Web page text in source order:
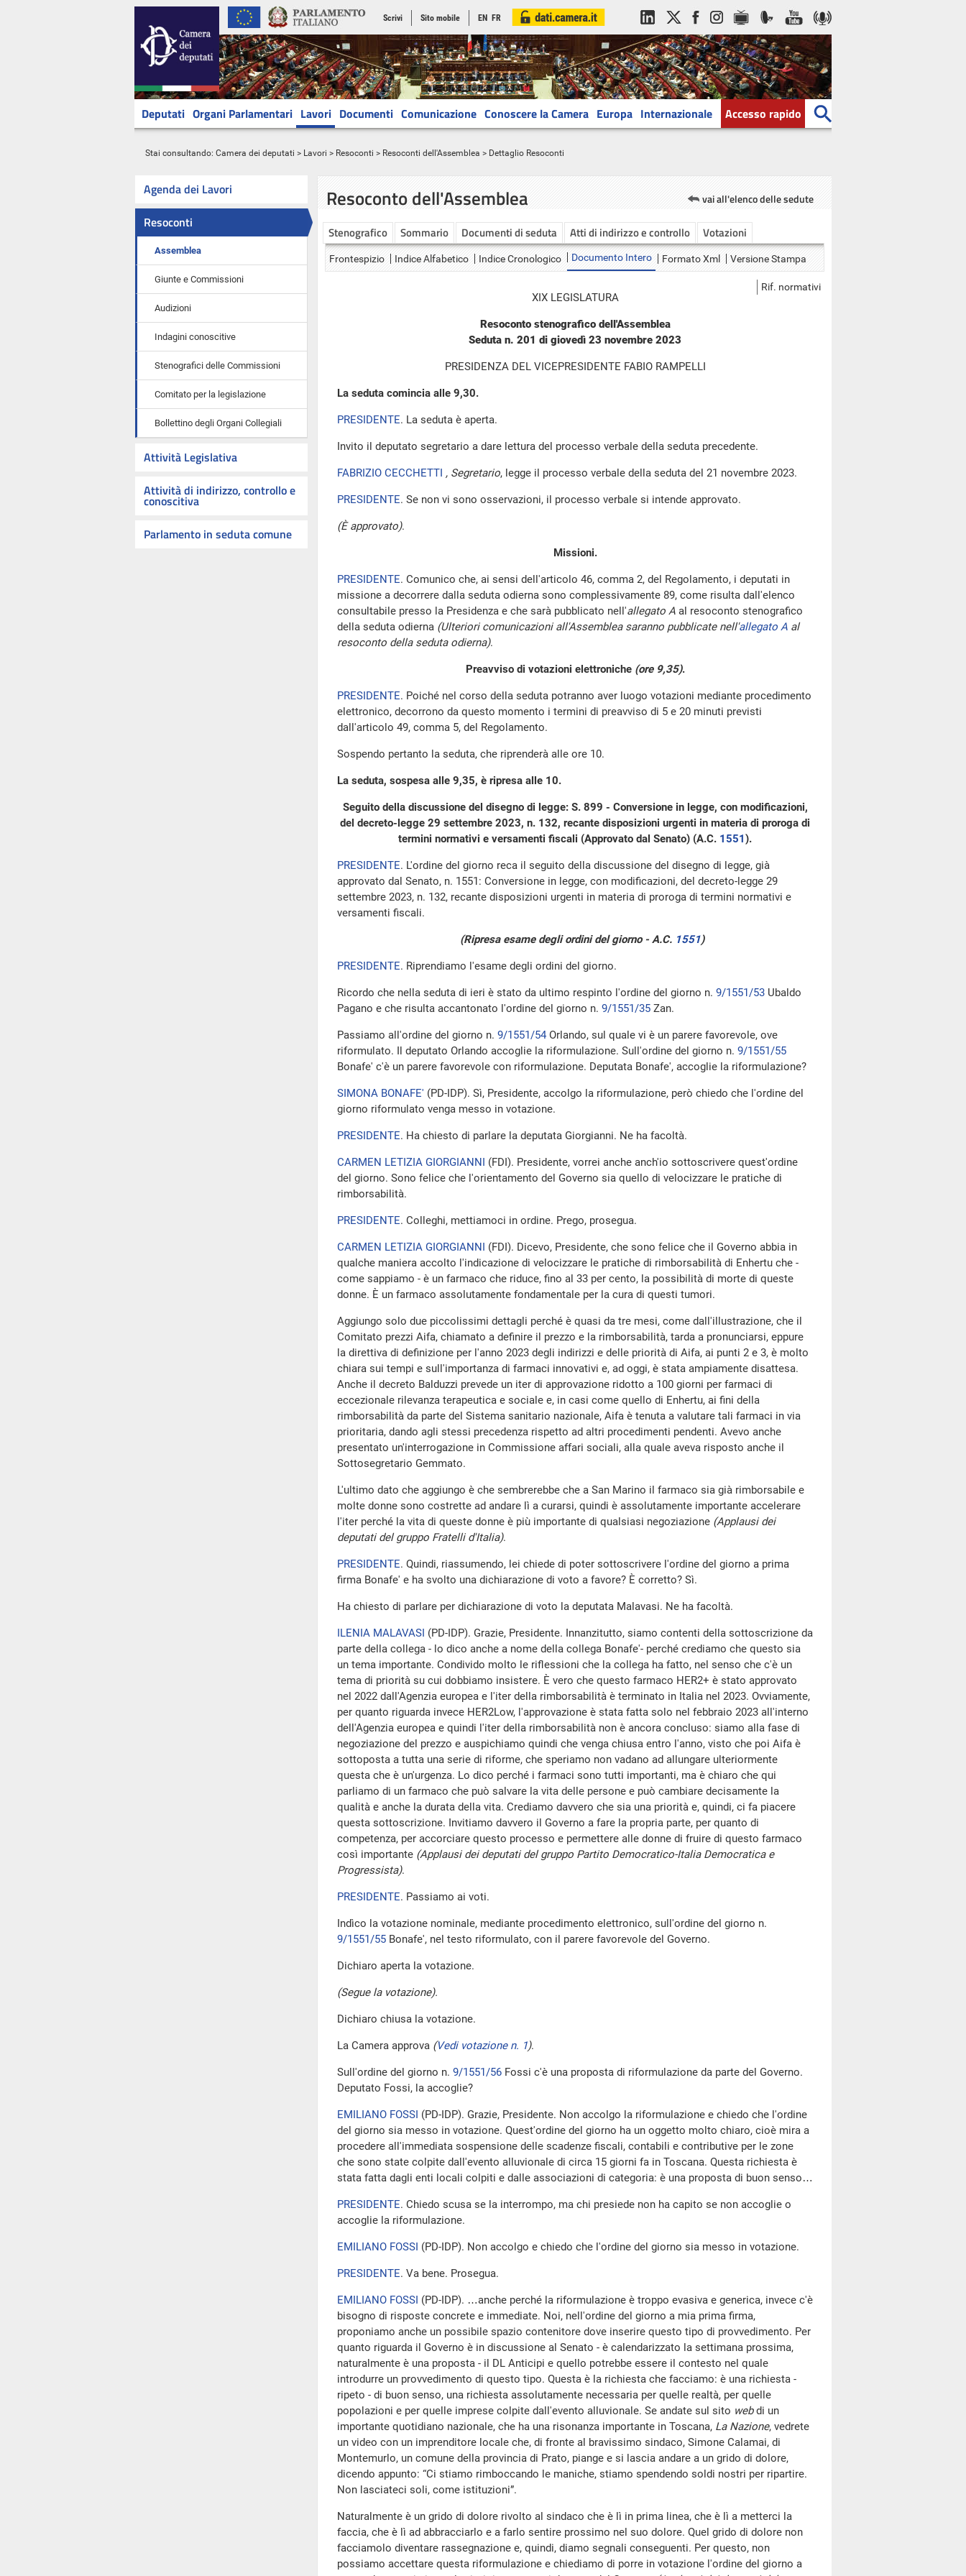
Scrivi Sito mobile EN FR
Deputati Organi Parlamentari Lavori Documenti Comunicazione Conoscere la Camera Europa Internazionale Accesso rapido
Stai consultando: Camera dei deputati > Lavori > Resoconti > Resoconti dell'Assemblea > Dettaglio Resoconti
Agenda dei Lavori
Resoconti
Assemblea
Giunte e Commissioni
Audizioni
Indagini conoscitive
Stenografici delle Commissioni
Comitato per la legislazione
Bollettino degli Organi Collegiali
Attività Legislativa
Attività di indirizzo, controllo e
conoscitiva
Parlamento in seduta comune
Resoconto dell'Assemblea vai all'elenco delle sedute
Stenografico Sommario Documenti di seduta Atti di indirizzo e controllo Votazioni
Frontespizio Indice Alfabetico Indice Cronologico Documento Intero Formato Xml Versione Stampa
Rif. normativi
XIX LEGISLATURA
Resoconto stenografico dell'Assemblea
Seduta n. 201 di giovedì 23 novembre 2023
PRESIDENZA DEL VICEPRESIDENTE FABIO RAMPELLI
La seduta comincia alle 9,30.
PRESIDENTE. La seduta è aperta.
Invito il deputato segretario a dare lettura del processo verbale della seduta precedente.
FABRIZIO CECCHETTI , Segretario, legge il processo verbale della seduta del 21 novembre 2023.
PRESIDENTE. Se non vi sono osservazioni, il processo verbale si intende approvato.
(È approvato).
Missioni.
PRESIDENTE. Comunico che, ai sensi dell'articolo 46, comma 2, del Regolamento, i deputati in
missione a decorrere dalla seduta odierna sono complessivamente 89, come risulta dall'elenco
consultabile presso la Presidenza e che sarà pubblicato nell'allegato A al resoconto stenografico
della seduta odierna (Ulteriori comunicazioni all'Assemblea saranno pubblicate nell'allegato A al
resoconto della seduta odierna).
Preavviso di votazioni elettroniche (ore 9,35).
PRESIDENTE. Poiché nel corso della seduta potranno aver luogo votazioni mediante procedimento
elettronico, decorrono da questo momento i termini di preavviso di 5 e 20 minuti previsti
dall'articolo 49, comma 5, del Regolamento.
Sospendo pertanto la seduta, che riprenderà alle ore 10.
La seduta, sospesa alle 9,35, è ripresa alle 10.
Seguito della discussione del disegno di legge: S. 899 - Conversione in legge, con modificazioni,
del decreto-legge 29 settembre 2023, n. 132, recante disposizioni urgenti in materia di proroga di
termini normativi e versamenti fiscali (Approvato dal Senato) (A.C. 1551​).
PRESIDENTE. L'ordine del giorno reca il seguito della discussione del disegno di legge, già
approvato dal Senato, n. 1551: Conversione in legge, con modificazioni, del decreto-legge 29
settembre 2023, n. 132, recante disposizioni urgenti in materia di proroga di termini normativi e
versamenti fiscali.
(Ripresa esame degli ordini del giorno - A.C. 1551​)
PRESIDENTE. Riprendiamo l'esame degli ordini del giorno.
Ricordo che nella seduta di ieri è stato da ultimo respinto l'ordine del giorno n. 9/1551/53 Ubaldo
Pagano e che risulta accantonato l'ordine del giorno n. 9/1551/35 Zan.
Passiamo all'ordine del giorno n. 9/1551/54 Orlando, sul quale vi è un parere favorevole, ove
riformulato. Il deputato Orlando accoglie la riformulazione. Sull'ordine del giorno n. 9/1551/55
Bonafe' c'è un parere favorevole con riformulazione. Deputata Bonafe', accoglie la riformulazione?
SIMONA BONAFE' (PD-IDP). Sì, Presidente, accolgo la riformulazione, però chiedo che l'ordine del
giorno riformulato venga messo in votazione.
PRESIDENTE. Ha chiesto di parlare la deputata Giorgianni. Ne ha facoltà.
CARMEN LETIZIA GIORGIANNI (FDI). Presidente, vorrei anche anch'io sottoscrivere quest'ordine
del giorno. Sono felice che l'orientamento del Governo sia quello di velocizzare le pratiche di
rimborsabilità.
PRESIDENTE. Colleghi, mettiamoci in ordine. Prego, prosegua.
CARMEN LETIZIA GIORGIANNI (FDI). Dicevo, Presidente, che sono felice che il Governo abbia in
qualche maniera accolto l'indicazione di velocizzare le pratiche di rimborsabilità di Enhertu che -
come sappiamo - è un farmaco che riduce, fino al 33 per cento, la possibilità di morte di queste
donne. È un farmaco assolutamente fondamentale per la cura di questi tumori.
Aggiungo solo due piccolissimi dettagli perché è quasi da tre mesi, come dall'illustrazione, che il
Comitato prezzi Aifa, chiamato a definire il prezzo e la rimborsabilità, tarda a pronunciarsi, eppure
la direttiva di definizione per l'anno 2023 degli indirizzi e delle priorità di Aifa, ai punti 2 e 3, è molto
chiara sui tempi e sull'importanza di farmaci innovativi e, ad oggi, è stata ampiamente disattesa.
Anche il decreto Balduzzi prevede un iter di approvazione ridotto a 100 giorni per farmaci di
eccezionale rilevanza terapeutica e sociale e, in casi come quello di Enhertu, ai fini della
rimborsabilità da parte del Sistema sanitario nazionale, Aifa è tenuta a valutare tali farmaci in via
prioritaria, dando agli stessi precedenza rispetto ad altri procedimenti pendenti. Avevo anche
presentato un'interrogazione in Commissione affari sociali, alla quale aveva risposto anche il
Sottosegretario Gemmato.
L'ultimo dato che aggiungo è che sembrerebbe che a San Marino il farmaco sia già rimborsabile e
molte donne sono costrette ad andare lì a curarsi, quindi è assolutamente importante accelerare
l'iter perché la vita di queste donne è più importante di qualsiasi negoziazione (Applausi dei
deputati del gruppo Fratelli d'Italia).
PRESIDENTE. Quindi, riassumendo, lei chiede di poter sottoscrivere l'ordine del giorno a prima
firma Bonafe' e ha svolto una dichiarazione di voto a favore? È corretto? Sì.
Ha chiesto di parlare per dichiarazione di voto la deputata Malavasi. Ne ha facoltà.
ILENIA MALAVASI (PD-IDP). Grazie, Presidente. Innanzitutto, siamo contenti della sottoscrizione da
parte della collega - lo dico anche a nome della collega Bonafe'- perché crediamo che questo sia
un tema importante. Condivido molto le riflessioni che la collega ha fatto, nel senso che c'è un
tema di priorità su cui dobbiamo insistere. È vero che questo farmaco HER2+ è stato approvato
nel 2022 dall'Agenzia europea e l'iter della rimborsabilità è terminato in Italia nel 2023. Ovviamente,
per quanto riguarda invece HER2Low, l'approvazione è stata fatta solo nel febbraio 2023 all'interno
dell'Agenzia europea e quindi l'iter della rimborsabilità non è ancora concluso: siamo alla fase di
negoziazione del prezzo e auspichiamo quindi che venga chiusa entro l'anno, visto che poi Aifa è
sottoposta a tutta una serie di riforme, che speriamo non vadano ad allungare ulteriormente
questa che è un'urgenza. Lo dico perché i farmaci sono tutti importanti, ma è chiaro che qui
parliamo di un farmaco che può salvare la vita delle persone e può cambiare decisamente la
qualità e anche la durata della vita. Crediamo davvero che sia una priorità e, quindi, ci fa piacere
questa sottoscrizione. Invitiamo davvero il Governo a fare la propria parte, per quanto di
competenza, per accorciare questo processo e permettere alle donne di fruire di questo farmaco
così importante (Applausi dei deputati del gruppo Partito Democratico-Italia Democratica e
Progressista).
PRESIDENTE. Passiamo ai voti.
Indìco la votazione nominale, mediante procedimento elettronico, sull'ordine del giorno n.
9/1551/55 Bonafe', nel testo riformulato, con il parere favorevole del Governo.
Dichiaro aperta la votazione.
(Segue la votazione).
Dichiaro chiusa la votazione.
La Camera approva (Vedi votazione n. 1).
Sull'ordine del giorno n. 9/1551/56 Fossi c'è una proposta di riformulazione da parte del Governo.
Deputato Fossi, la accoglie?
EMILIANO FOSSI (PD-IDP). Grazie, Presidente. Non accolgo la riformulazione e chiedo che l'ordine
del giorno sia messo in votazione. Quest'ordine del giorno ha un oggetto molto chiaro, cioè mira a
procedere all'immediata sospensione delle scadenze fiscali, contabili e contributive per le zone
che sono state colpite dall'evento alluvionale di circa 15 giorni fa in Toscana. Questa richiesta è
stata fatta dagli enti locali colpiti e dalle associazioni di categoria: è una proposta di buon senso…
PRESIDENTE. Chiedo scusa se la interrompo, ma chi presiede non ha capito se non accoglie o
accoglie la riformulazione.
EMILIANO FOSSI (PD-IDP). Non accolgo e chiedo che l'ordine del giorno sia messo in votazione.
PRESIDENTE. Va bene. Prosegua.
EMILIANO FOSSI (PD-IDP). …anche perché la riformulazione è troppo evasiva e generica, invece c'è
bisogno di risposte concrete e immediate. Noi, nell'ordine del giorno a mia prima firma,
proponiamo anche un possibile spazio contenitore dove inserire questo tipo di provvedimento. Per
quanto riguarda il Governo è in discussione al Senato - è calendarizzato la settimana prossima,
naturalmente è una proposta - il DL Anticipi e quello potrebbe essere il contesto nel quale
introdurre un provvedimento di questo tipo. Questa è la richiesta che facciamo: è una richiesta -
ripeto - di buon senso, una richiesta assolutamente necessaria per quelle realtà, per quelle
popolazioni e per quelle imprese colpite dall'evento alluvionale. Se andate sul sito webdi un
importante quotidiano nazionale, che ha una risonanza importante in Toscana, La Nazione, vedrete
un video con un imprenditore locale che, di fronte al bravissimo sindaco, Simone Calamai, di
Montemurlo, un comune della provincia di Prato, piange e si lascia andare a un grido di dolore,
dicendo appunto: “Ci stiamo rimboccando le maniche, stiamo spendendo soldi nostri per ripartire.
Non lasciateci soli, come istituzioni”.
Naturalmente è un grido di dolore rivolto al sindaco che è lì in prima linea, che è lì a metterci la
faccia, che è lì ad abbracciarlo e a farlo sentire prossimo nel suo dolore. Quel grido di dolore non
facciamolo diventare rassegnazione e, quindi, diamo segnali conseguenti. Per questo, non
possiamo accettare questa riformulazione e chiediamo di porre in votazione l'ordine del giorno a